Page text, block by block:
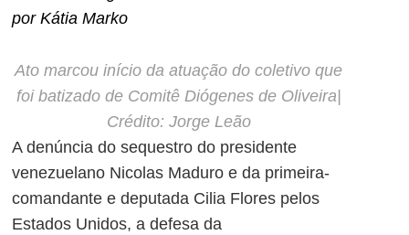
por Kátia Marko
Ato marcou início da atuação do coletivo que
foi batizado de Comitê Diógenes de Oliveira|
Crédito: Jorge Leão
A denúncia do sequestro do presidente
venezuelano Nicolas Maduro e da primeira-
comandante e deputada Cilia Flores pelos
Estados Unidos, a defesa da